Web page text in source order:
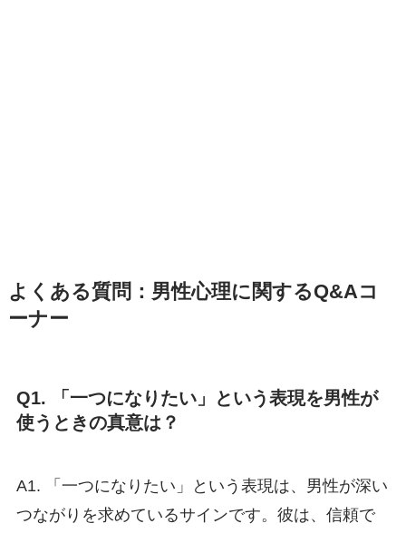
よくある質問：男性心理に関するQ&Aコ
ーナー
Q1. 「一つになりたい」という表現を男性が
使うときの真意は？
A1. 「一つになりたい」という表現は、男性が深い
つながりを求めているサインです。彼は、信頼で